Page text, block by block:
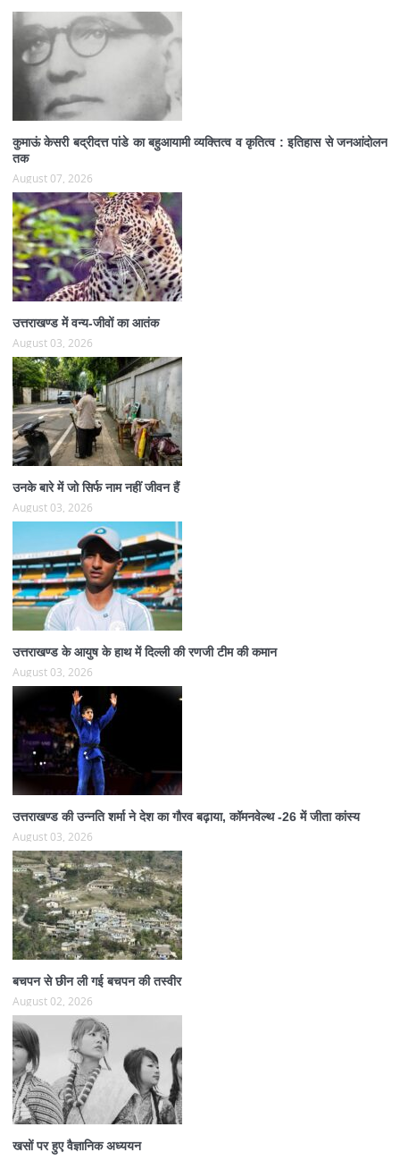
कुमाऊं केसरी बद्रीदत्त पांडे का बहुआयामी व्यक्तित्व व कृतित्व : इतिहास से जनआंदोलन
तक
August 07, 2026
उत्तराखण्ड में वन्य-जीवों का आतंक
August 03, 2026
उनके बारे में जो सिर्फ नाम नहीं जीवन हैं
August 03, 2026
उत्तराखण्ड के आयुष के हाथ में दिल्ली की रणजी टीम की कमान
August 03, 2026
उत्तराखण्ड की उन्नति शर्मा ने देश का गौरव बढ़ाया, कॉमनवेल्थ -26 में जीता कांस्य
August 03, 2026
बचपन से छीन ली गई बचपन की तस्वीर
August 02, 2026
खसों पर हुए वैज्ञानिक अध्ययन